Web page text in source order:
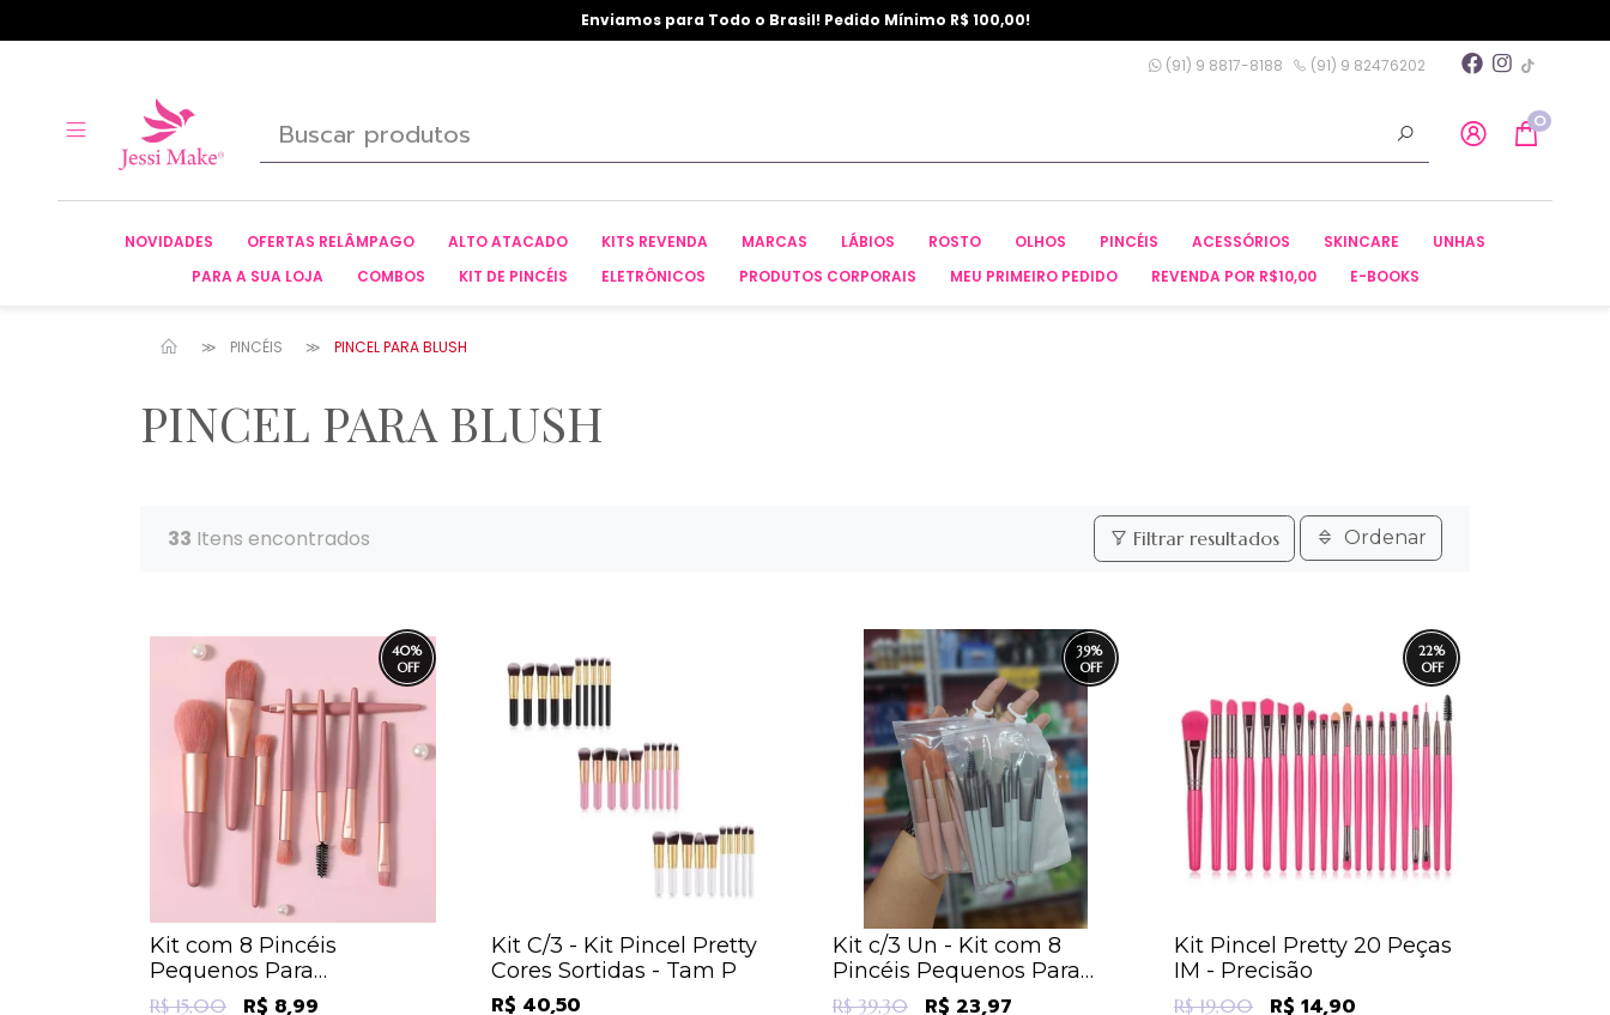
Enviamos para Todo o Brasil! Pedido Mínimo R$ 100,00!
(91) 9 8817-8188 (91) 9 82476202
0
NOVIDADES OFERTAS RELÂMPAGO ALTO ATACADO KITS REVENDA MARCAS LÁBIOS ROSTO OLHOS PINCÉIS ACESSÓRIOS SKINCARE
UNHAS
PARA A SUA LOJA
COMBOS KIT DE PINCÉIS ELETRÔNICOS PRODUTOS CORPORAIS MEU PRIMEIRO PEDIDO REVENDA POR R$10,00 E-BOOKS
PINCÉIS PINCEL PARA BLUSH
PINCEL PARA BLUSH
33 Itens encontrados Filtrar resultados Ordenar
40%
Kit com 8 Pincéis
Pequenos Para
Maquiagem Cores
R$ 15,00 R$ 8,99
Kit C/3 - Kit Pincel Pretty
Cores Sortidas - Tam P
R$ 40,50
39%
Kit c/3 Un - Kit com 8
Pincéis Pequenos Para
Maquiagem Cores
R$ 39,30 R$ 23,97
22%
Kit Pincel Pretty 20 Peças
IM - Precisão
R$ 19,00 R$ 14,90